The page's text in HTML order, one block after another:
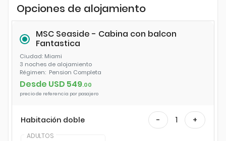
Opciones de alojamiento
MSC Seaside - Cabina con balcon
Fantastica
Ciudad: Miami
3 noches de alojamiento
Régimen: Pension Completa
Desde USD 549.00
precio de referencia por pasajero
Habitación doble - 1 +
ADULTOS